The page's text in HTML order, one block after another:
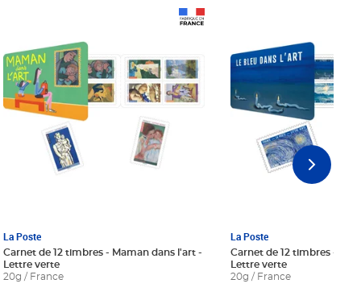
La Poste
Carnet de 12 timbres - Maman dans l'art -
Lettre verte
20g / France
La Poste
Carnet de 12 timbres - Le
Lettre verte
20g / France